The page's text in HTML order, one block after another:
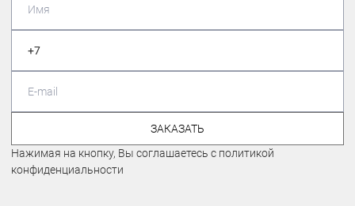
ЗАКАЗАТЬ
Нажимая на кнопку, Вы соглашаетесь с политикой
конфиденциальности